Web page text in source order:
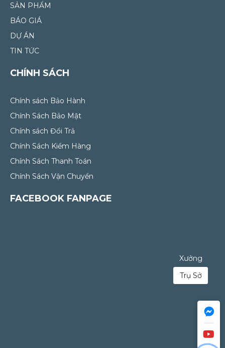
SẢN PHẨM
BÁO GIÁ
DỰ ÁN
TIN TỨC
CHÍNH SÁCH
Chính sách Bảo Hành
Chính Sách Bảo Mật
Chính sách Đổi Trả
Chính Sách Kiểm Hàng
Chính Sách Thanh Toán
Chính Sách Vận Chuyển
FACEBOOK FANPAGE
Xưởng
Trụ Sở